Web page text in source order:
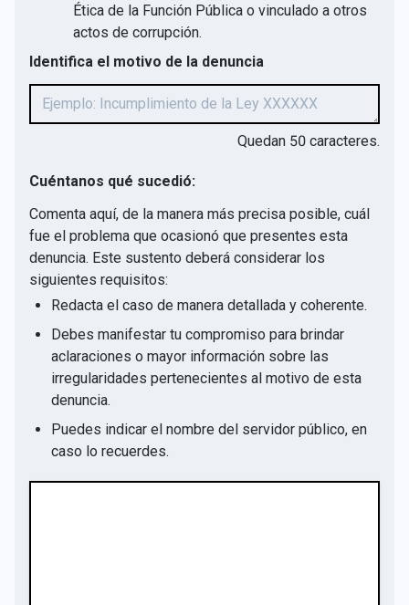
Ética de la Función Pública o vinculado a otros
actos de corrupción.
Identifica el motivo de la denuncia
Quedan 50 caracteres.
Cuéntanos qué sucedió:
Comenta aquí, de la manera más precisa posible, cuál
fue el problema que ocasionó que presentes esta
denuncia. Este sustento deberá considerar los
siguientes requisitos:
Redacta el caso de manera detallada y coherente.
Debes manifestar tu compromiso para brindar
aclaraciones o mayor información sobre las
irregularidades pertenecientes al motivo de esta
denuncia.
Puedes indicar el nombre del servidor público, en
caso lo recuerdes.